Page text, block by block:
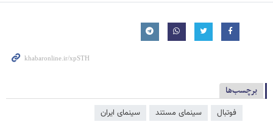
برچسب‌ها
فوتبال سینمای مستند سینمای ایران